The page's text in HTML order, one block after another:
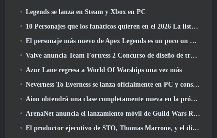
Legends se lanza en Steam y Xbox en PC
10 Personajes que los fanáticos quieren en el 2026 La lista de Marvel Rivals es la que tiene más probabilidades de suceder
El personaje más nuevo de Apex Legends es un poco un demonio de la velocidad
Valve anuncia Team Fortress 2 Concurso de diseño de trofeos ÜBERFEST
Azur Lane regresa a World Of Warships una vez más
Neverness To Everness se lanza oficialmente en PC y consolas
Aion obtendrá una clase completamente nueva en la próxima actualización de Dread Blade
ArenaNet anuncia el lanzamiento móvil de Guild Wars Reforged
El productor ejecutivo de STO, Thomas Marrone, y el director creativo de Neverwinter, Randy Mosiondz, hablan sobre los juegos y el futuro de Cryptic.